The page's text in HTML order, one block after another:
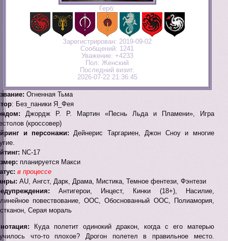
Герб:
Зарегистрирован: 2019-09-02
Сообщений: 1241
Уважение: +4233
Пол: Женский
Последний визит:
2026-07-22 21:36:45
Огненная Тьма
: Без_паники Я_Фея
Джордж Р. Р. Мартин «Песнь Льда и Пламени», Игра
(кроссовер)
и персонажи: Дейнерис Таргариен, Джон Сноу и многие
NC-17
планируется Макси
в процессе
AU, Ангст, Дарк, Драма, Мистика, Темное фентези, Фэнтези
Антигерои, Инцест, Кинки (18+), Насилие,
повествование, ООС, Обоснованный ООС, Полиамория,
Серая мораль
Куда полетит одинокий дракон, когда с его матерью
что-то плохое? Дрогон полетел в правильное место.